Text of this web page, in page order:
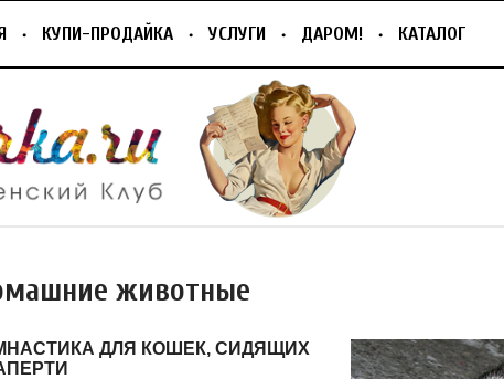
КУПИ-ПРОДАЙКА УСЛУГИ ДАРОМ! КАТАЛОГ
животные
ДЛЯ КОШЕК, СИДЯЩИХ